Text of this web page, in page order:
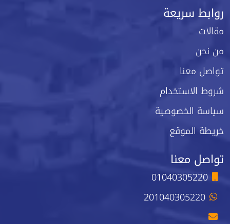
روابط سريعة
مقالات
من نحن
تواصل معنا
شروط الاستخدام
سياسة الخصوصية
خريطة الموقع
تواصل معنا
01040305220
201040305220